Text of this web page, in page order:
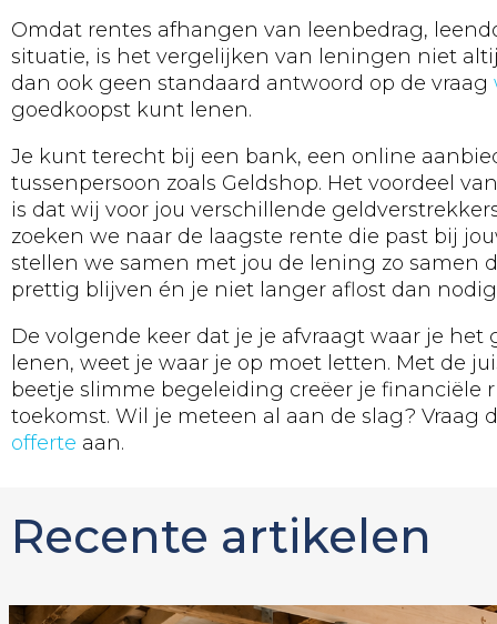
Omdat rentes afhangen van leenbedrag,
situatie, is het vergelijken van leningen niet
dan ook geen standaard antwoord op de vraag
goedkoopst kunt lenen.
Je kunt terecht bij een bank, een online
tussenpersoon zoals Geldshop. Het voordeel
is dat wij voor jou verschillende
zoeken we naar de laagste rente die past bij
stellen we samen met jou de lening zo samen
prettig blijven én je niet langer aflost dan nodig
De volgende keer dat je je afvraagt waar je het
lenen, weet je waar je op moet letten. Met de
beetje slimme begeleiding creëer je financiële
toekomst. Wil je meteen al aan de slag? Vraag
offerte aan.
Recente artikelen